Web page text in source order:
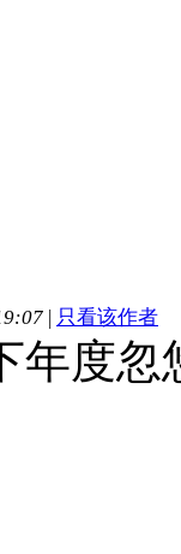
| 只看该作者
年度忽